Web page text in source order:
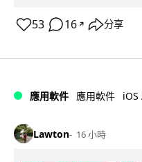
53 16 ↗ 分享
應用軟件 應用軟件 iOS
Lawton 16 小時